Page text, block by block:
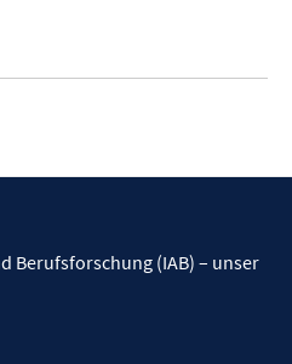
Berufsforschung (IAB) – unser